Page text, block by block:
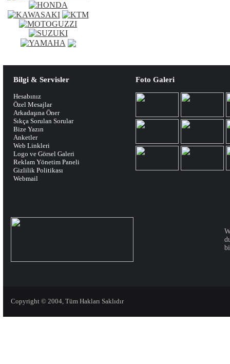
Bilgi & Servisler
Hesabınız
Özel Mesajlar
Arkadaşına Öner
Sıkça Sorulan Sorular
Bize Yazın
Anketler
Web Linkleri
Logo ve Görsel Galeri
Reklam Yönetim Paneli
Gizlilik Politikası
Webmail
Foto Galeri
Copyright © 2004, Tüm Hakları Saklıdır